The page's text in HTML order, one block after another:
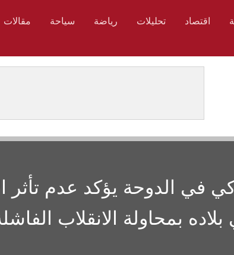
اقتصاد تحليلات رياضة سياحة مقالات
في الدوحة يؤكد عدم تأثر
بلاده بمحاولة الانقلاب